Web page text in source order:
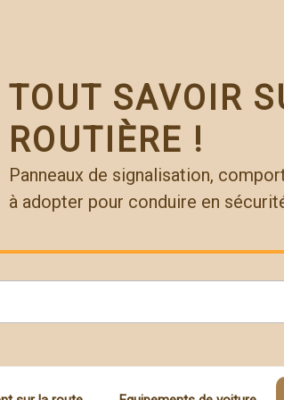
TOUT SAVOIR
ROUTIÈRE !
Panneaux de signalisation,
à adopter pour conduire en